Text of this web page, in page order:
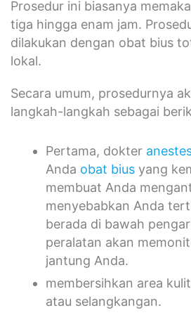
Prosedur ini biasanya
tiga hingga enam jam.
dilakukan dengan obat bius
lokal.
Secara umum, prosedurnya
langkah-langkah sebagai
Pertama, dokter
Anda obat bius yang
membuat Anda
menyebabkan Anda
berada di bawah
peralatan akan
jantung Anda.
membersihkan area
atau selangkangan.